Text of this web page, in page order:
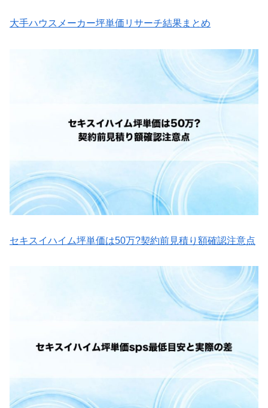
大手ハウスメーカー坪単価リサーチ結果まとめ
セキスイハイム坪単価は50万?契約前見積り額確認注意点